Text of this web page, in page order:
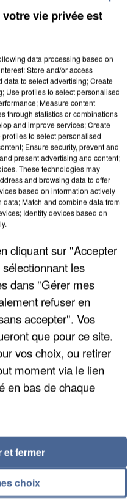
LANCE UN ÉLAN
LES REFUGES
vie privée est
data processing based on
Store and/or access
to select advertising; Create
Use profiles to select personalised
Measure content
through statistics or combinations
and improve services; Create
to select personalised
Ensure security, prevent and
present advertising and content;
These technologies may
and browsing data to offer
based on information actively
Match and combine data from
Identify devices based on
cliquant sur "Accepter
les
dans "Gérer mes
refuser en
accepter". Vos
que pour ce site.
vos choix, ou retirer
moment via le lien
en bas de chaque
choix
et fermer